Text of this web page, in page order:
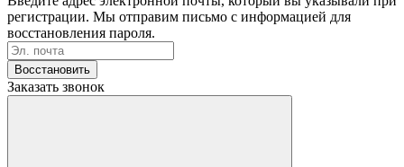
регистрации. Мы отправим письмо с информацией для
восстановления пароля.
Восстановить
Заказать звонок